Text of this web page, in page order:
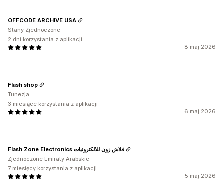
8 maj 2026
OFFCODE ARCHIVE USA
Stany Zjednoczone
2 dni korzystania z aplikacji
6 maj 2026
Flash shop
Tunezja
3 miesiące korzystania z aplikacji
5 maj 2026
Flash Zone Electronics فلاش زون للالكترونيات
Zjednoczone Emiraty Arabskie
7 miesięcy korzystania z aplikacji